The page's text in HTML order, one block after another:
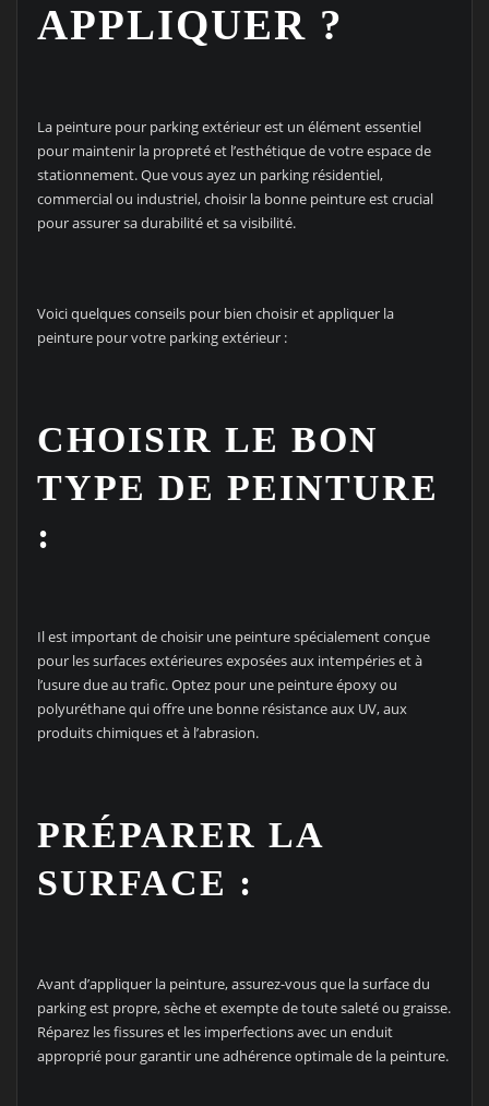
APPLIQUER ?
La peinture pour parking extérieur est un élément essentiel
pour maintenir la propreté et l’esthétique de votre espace de
stationnement. Que vous ayez un parking résidentiel,
commercial ou industriel, choisir la bonne peinture est crucial
pour assurer sa durabilité et sa visibilité.
Voici quelques conseils pour bien choisir et appliquer la
peinture pour votre parking extérieur :
CHOISIR LE BON
TYPE DE PEINTURE
:
Il est important de choisir une peinture spécialement conçue
pour les surfaces extérieures exposées aux intempéries et à
l’usure due au trafic. Optez pour une peinture époxy ou
polyuréthane qui offre une bonne résistance aux UV, aux
produits chimiques et à l’abrasion.
PRÉPARER LA
SURFACE :
Avant d’appliquer la peinture, assurez-vous que la surface du
parking est propre, sèche et exempte de toute saleté ou graisse.
Réparez les fissures et les imperfections avec un enduit
approprié pour garantir une adhérence optimale de la peinture.